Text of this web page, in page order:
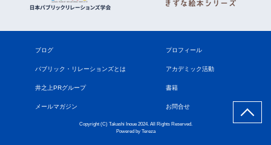
ブログ プロフィール
パブリック・リレーションズとは アカデミック活動
井之上PRグループ 書籍
メールマガジン お問合せ
Copyright (C) Takashi Inoue 2024. All Rights Reserved.
Powered by Tereza